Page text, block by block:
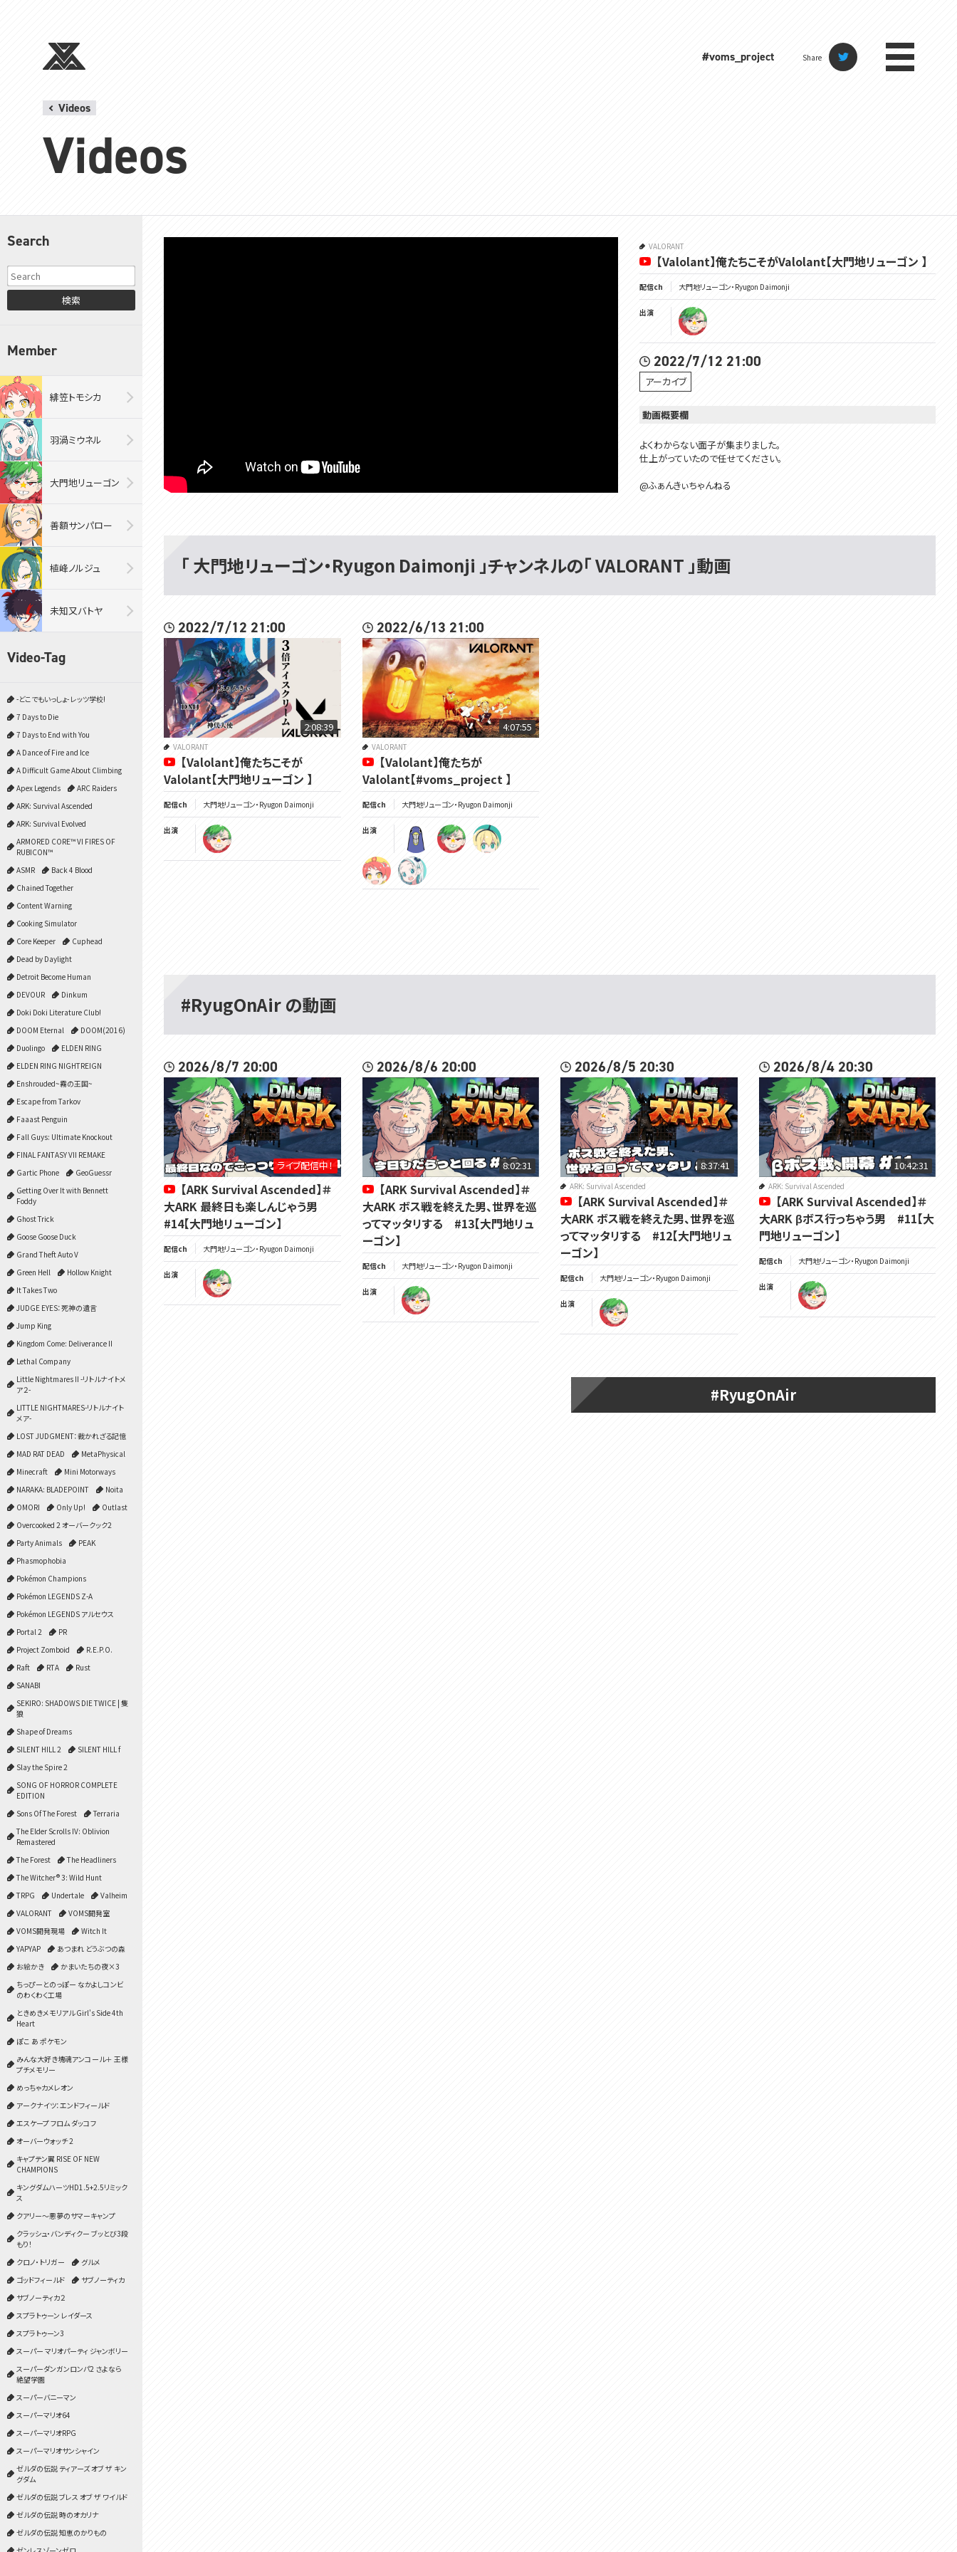
#voms_project Share
Videos
Videos
Search
検索
Member
緋笠トモシカ
羽渦ミウネル
大門地リューゴン
善額サンパロー
植峰ノルジュ
未知又バトヤ
Video-Tag
-どこでもいっしょ- レッツ学校!
7 Days to Die
7 Days to End with You
A Dance of Fire and Ice
A Difficult Game About Climbing
Apex Legends
ARC Raiders
ARK: Survival Ascended
ARK: Survival Evolved
ARMORED CORE™ VI FIRES OF
RUBICON™
ASMR
Back 4 Blood
Chained Together
Content Warning
Cooking Simulator
Core Keeper
Cuphead
Dead by Daylight
Detroit Become Human
DEVOUR
Dinkum
Doki Doki Literature Club!
DOOM Eternal
DOOM(2016)
Duolingo
ELDEN RING
ELDEN RING NIGHTREIGN
Enshrouded~霧の王国~
Escape from Tarkov
Faaast Penguin
Fall Guys: Ultimate Knockout
FINAL FANTASY VII REMAKE
Gartic Phone
GeoGuessr
Getting Over It with Bennett
Foddy
Ghost Trick
Goose Goose Duck
Grand Theft Auto V
Green Hell
Hollow Knight
It Takes Two
JUDGE EYES：死神の遺言
Jump King
Kingdom Come: Deliverance II
Lethal Company
Little Nightmares II -リトルナイトメ
ア２-
LITTLE NIGHTMARES-リトルナイト
メア-
LOST JUDGMENT：裁かれざる記憶
MAD RAT DEAD
MetaPhysical
Minecraft
Mini Motorways
NARAKA: BLADEPOINT
Noita
OMORI
Only Up!
Outlast
Overcooked 2 オーバークック2
Party Animals
PEAK
Phasmophobia
Pokémon Champions
Pokémon LEGENDS Z-A
Pokémon LEGENDS アルセウス
Portal 2
PR
Project Zomboid
R.E.P.O.
Raft
RTA
Rust
SANABI
SEKIRO: SHADOWS DIE TWICE | 隻
狼
Shape of Dreams
SILENT HILL 2
SILENT HILL f
Slay the Spire 2
SONG OF HORROR COMPLETE
EDITION
Sons Of The Forest
Terraria
The Elder Scrolls IV: Oblivion
Remastered
The Forest
The Headliners
The Witcher® 3: Wild Hunt
TRPG
Undertale
Valheim
VALORANT
VOMS開発室
VOMS開発現場
Witch It
YAPYAP
あつまれ どうぶつの森
お絵かき
かまいたちの夜×3
ちっぴーとのっぽー なかよしコンビ
のわくわく工場
ときめきメモリアル Girl's Side 4th
Heart
ぽこ あ ポケモン
みんな大好き塊魂アンコール＋ 王様
プチメモリー
めっちゃカメレオン
アークナイツ：エンドフィールド
エスケープ フロム ダッコフ
オーバーウォッチ 2
キャプテン翼 RISE OF NEW
CHAMPIONS
キングダムハーツHD1.5+2.5リミック
ス
クアリー～悪夢のサマーキャンプ
クラッシュ・バンディクー ブッとび3段
もり！
クロノ・トリガー
グルメ
ゴッドフィールド
サブノーティカ
サブノーティカ２
スプラトゥーン レイダース
スプラトゥーン3
スーパー マリオパーティ ジャンボリー
スーパーダンガンロンパ2 さよなら
絶望学園
スーパーバニーマン
スーパーマリオ64
スーパーマリオRPG
スーパーマリオサンシャイン
ゼルダの伝説 ティアーズ オブ ザ キン
グダム
ゼルダの伝説 ブレス オブ ザ ワイルド
ゼルダの伝説 時のオカリナ
ゼルダの伝説 知恵のかりもの
VALORANT
【Valolant】俺たちこそがValolant【大門地リューゴン 】
配信ch 大門地リューゴン・Ryugon Daimonji
出演
2022/7/12 21:00
アーカイブ
動画概要欄
よくわからない面子が集まりました。
仕上がっていたので任せてください。
@ふぁんきぃちゃんねる
「 大門地リューゴン・Ryugon Daimonji 」チャンネルの「 VALORANT 」動画
2022/7/12 21:00
2:08:39
VALORANT
【Valolant】俺たちこそが
Valolant【大門地リューゴン 】
配信ch 大門地リューゴン・Ryugon Daimonji
出演
2022/6/13 21:00
4:07:55
VALORANT
【Valolant】俺たちが
Valolant【#voms_project 】
配信ch 大門地リューゴン・Ryugon Daimonji
出演
#RyugOnAir の動画
2026/8/7 20:00
ライブ配信中！
【ARK Survival Ascended】＃
大ARK 最終日も楽しんじゃう男
#14【大門地リューゴン】
配信ch 大門地リューゴン・Ryugon Daimonji
出演
2026/8/6 20:00
8:02:31
【ARK Survival Ascended】＃
大ARK ボス戦を終えた男、世界を巡
ってマッタリする #13【大門地リュ
ーゴン】
配信ch 大門地リューゴン・Ryugon Daimonji
出演
2026/8/5 20:30
8:37:41
ARK: Survival Ascended
【ARK Survival Ascended】＃
大ARK ボス戦を終えた男、世界を巡
ってマッタリする #12【大門地リュ
ーゴン】
配信ch 大門地リューゴン・Ryugon Daimonji
出演
2026/8/4 20:30
10:42:31
ARK: Survival Ascended
【ARK Survival Ascended】＃
大ARK βボス行っちゃう男 #11【大
門地リューゴン】
配信ch 大門地リューゴン・Ryugon Daimonji
出演
#RyugOnAir